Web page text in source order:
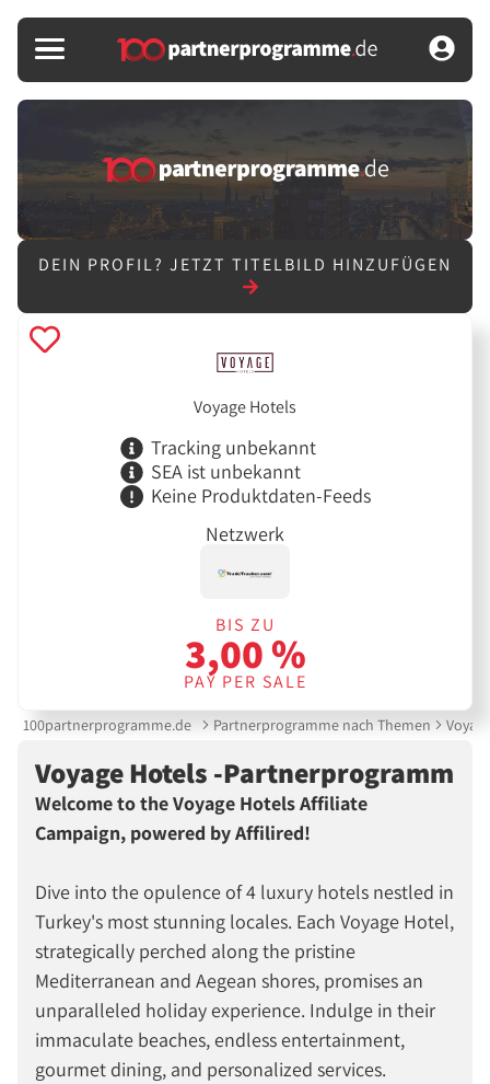
DEIN PROFIL? JETZT TITELBILD HINZUFÜGEN
Voyage Hotels
Tracking unbekannt
SEA ist unbekannt
Keine Produktdaten-Feeds
Netzwerk
BIS ZU
3,00 %
PAY PER SALE
100partnerprogramme.de Partnerprogramme nach Themen
Voyage Hotels -Partnerprogramm
Welcome to the Voyage Hotels Affiliate
Campaign, powered by Affilired!
Dive into the opulence of 4 luxury hotels nestled in
Turkey's most stunning locales. Each Voyage Hotel,
strategically perched along the pristine
Mediterranean and Aegean shores, promises an
unparalleled holiday experience. Indulge in their
immaculate beaches, endless entertainment,
gourmet dining, and personalized services.